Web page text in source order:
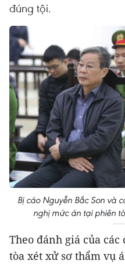
đúng tội.
Bị cáo Nguyễn Bắc Son và
nghị mức án tại phiên
Theo đánh giá của
tòa xét xử sơ thẩm vụ